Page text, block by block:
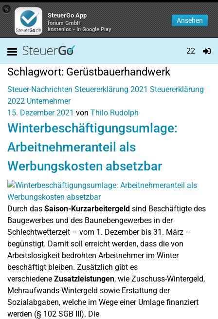
×
SteuerGo App
forium GmbH
kostenlos - In Google Play
Ansehen
22
Schlagwort: Gerüstbauerhandwerk
Steuer-Nachrichten Steuererklärung 2021 Steuererklärung
2022 Unternehmer
15. Dezember 2021 von Thilo Rudolph
Winterbeschäftigungsumlage:
Arbeitnehmeranteil als
Werbungskosten absetzbar
Durch das Saison-Kurzarbeitergeld sind Beschäftigte des
Baugewerbes und des Baunebengewerbes in der
Schlechtwetterzeit – vom 1. Dezember bis 31. März –
begünstigt. Damit soll erreicht werden, dass die von
Arbeitslosigkeit bedrohten Arbeitnehmer im Winter
beschäftigt bleiben. Zusätzlich gibt es
verschiedene Zusatzleistungen, wie Zuschuss-Wintergeld,
Mehraufwands-Wintergeld sowie Erstattung der
Sozialabgaben, welche im Wege einer Umlage finanziert
werden (§ 102 SGB III). Die